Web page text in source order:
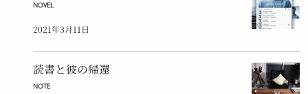
NOVEL
2021年3月11日
読書と彼の帰還
NOTE